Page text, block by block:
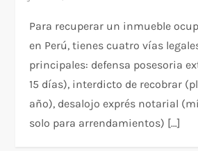
Para recuperar un inmueble
en Perú, tienes cuatro vías
principales: defensa posesoria
15 días), interdicto de recobrar
año), desalojo exprés notarial
solo para arrendamientos) […]